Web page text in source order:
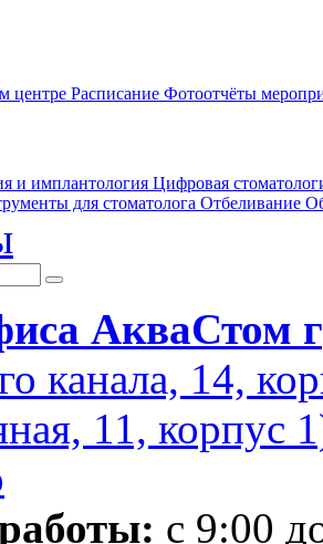
центре Расписание Фотоотчёты
и имплантология Цифровая
для стоматолога Отбеливание
АкваСтом
канала, 14,
11, корпус
с 9:00